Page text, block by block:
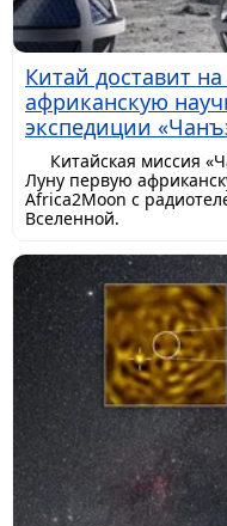
Китай доставит
африканскую
экспедиции
Китайская миссия
Луну первую
Africa2Moon с
Вселенной.